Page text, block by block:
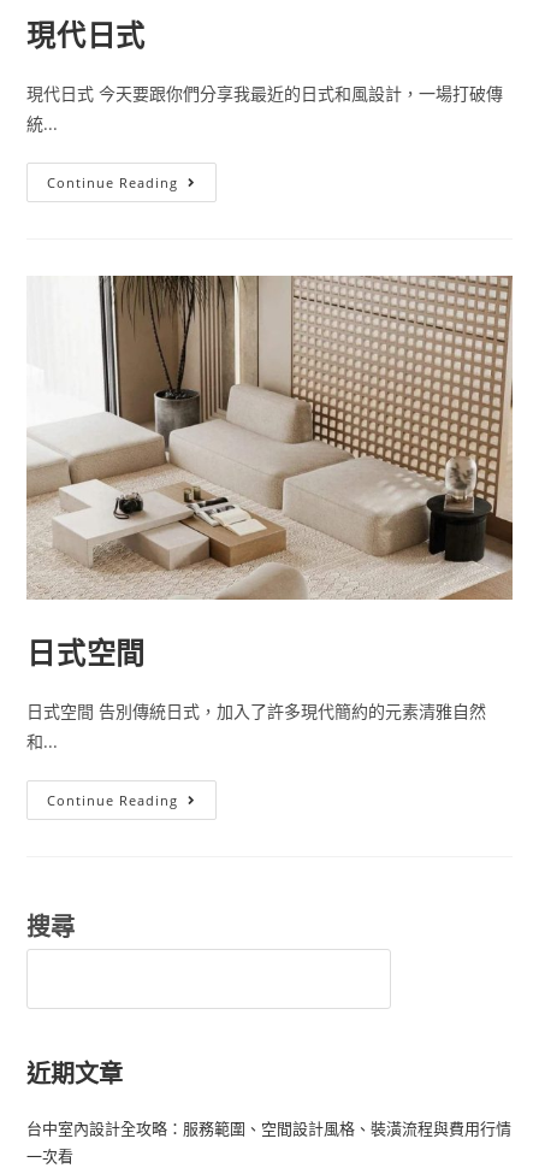
現代日式
現代日式 今天要跟你們分享我最近的日式和風設計，一場打破傳
統...
Continue Reading 現
代
日式空間
日式空間 告別傳統日式，加入了許多現代簡約的元素清雅自然
和...
Continue Reading 日
式
搜尋
近期文章
台中室內設計全攻略：服務範圍、空間設計風格、裝潢流程與費用行情
一次看